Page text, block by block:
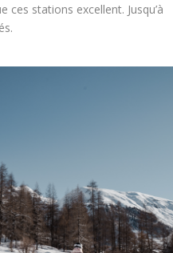
ces stations excellent. Jusqu’à